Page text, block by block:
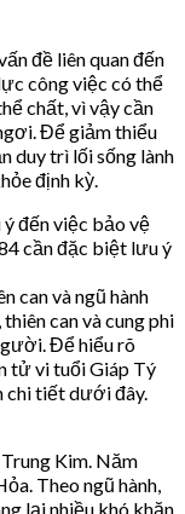
đề liên quan đến
công việc có thể
chất, vì vậy cần
Để giảm thiểu
duy trì lối sống lành
định kỳ.
đến việc bảo vệ
cần đặc biệt lưu ý
can và ngũ hành
can và cung phi
Để hiểu rõ
tử vi tuổi Giáp Tý
chi tiết dưới đây.
Kim. Năm
Theo ngũ hành,
lại nhiều khó khăn